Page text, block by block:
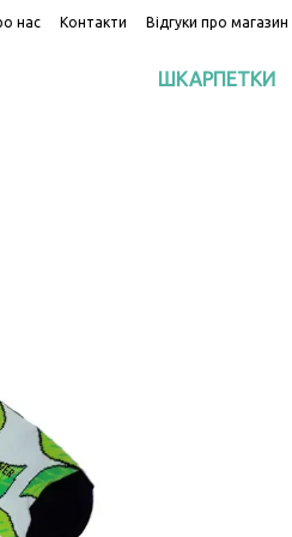
нас Контакти Відгуки про магазин
ШКАРПЕТКИ